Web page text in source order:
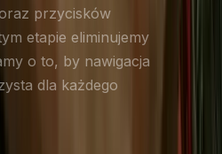
przycisków
etapie eliminujemy
o to, by nawigacja
dla każdego